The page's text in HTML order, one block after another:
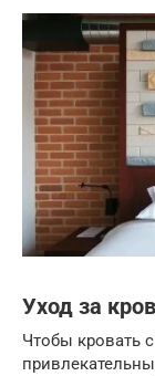
Уход за
Чтобы кровать